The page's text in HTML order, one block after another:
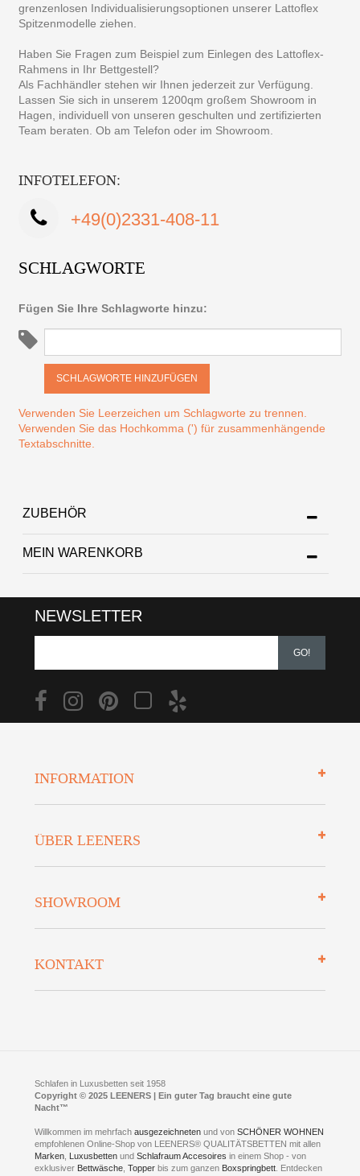
grenzenlosen Individualisierungsoptionen unserer Lattoflex
Spitzenmodelle ziehen.
Haben Sie Fragen zum Beispiel zum Einlegen des Lattoflex-
Rahmens in Ihr Bettgestell?
Als Fachhändler stehen wir Ihnen jederzeit zur Verfügung.
Lassen Sie sich in unserem 1200qm großem Showroom in
Hagen, individuell von unseren geschulten und zertifizierten
Team beraten. Ob am Telefon oder im Showroom.
INFOTELEFON:
+49(0)2331-408-11
SCHLAGWORTE
Fügen Sie Ihre Schlagworte hinzu:
SCHLAGWORTE HINZUFÜGEN
Verwenden Sie Leerzeichen um Schlagworte zu trennen.
Verwenden Sie das Hochkomma (') für zusammenhängende
Textabschnitte.
ZUBEHÖR
MEIN WARENKORB
NEWSLETTER
GO!
INFORMATION
Finanzierung
Datenschutz
ÜBER LEENERS
Preisgarantie
Presse
Jobs
SHOWROOM
Fotoalbum
Kontakt
KONTAKT
Neuer Showroom für unsere Onlineartikel.
Kontakt via:WhatsApp
Kontakt via:eMail
Schlafen in Luxusbetten seit 1958
Copyright © 2025 LEENERS | Ein guter Tag braucht eine gute
Nacht™
Willkommen im mehrfachausgezeichnetenund vonSCHÖNER WOHNEN
empfohlenen Online-Shop von LEENERS® QUALITÄTSBETTEN mit allen
Marken Luxusbetten undSchlafraum Accesoires in einem Shop - von
exklusiver Bettwäsche ,Topper bis zum ganzen Boxspringbett . Entdecken